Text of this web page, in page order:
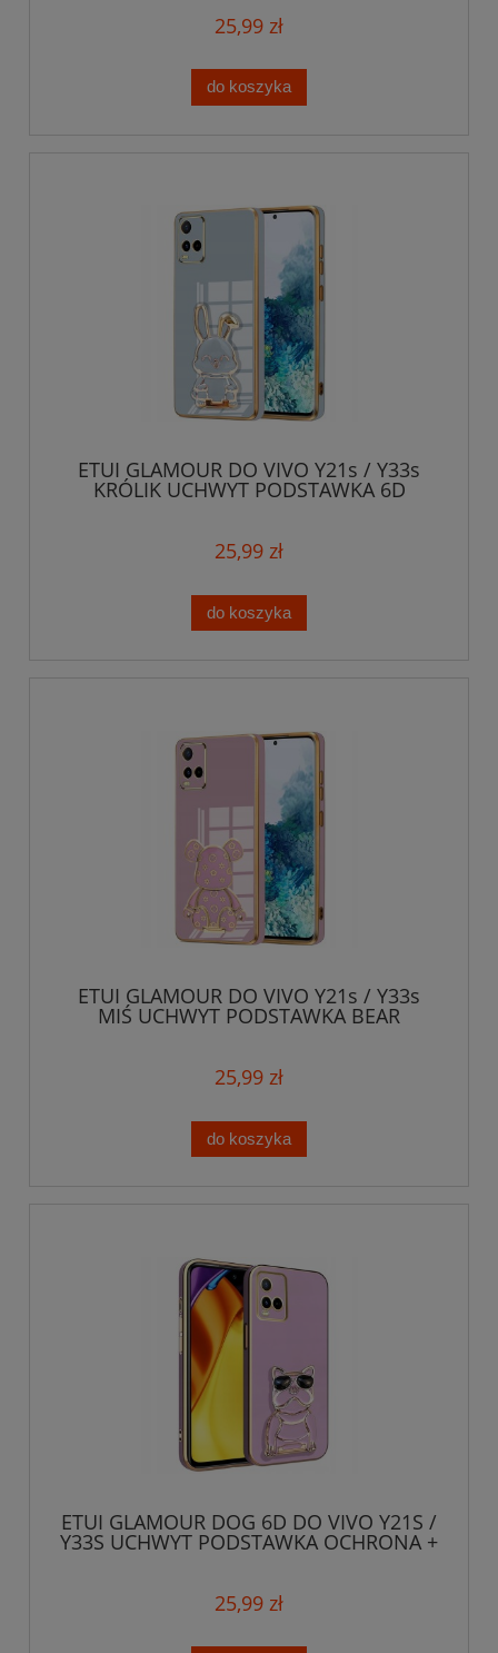
25,99 zł
do koszyka
ETUI GLAMOUR DO VIVO Y21s / Y33s
KRÓLIK UCHWYT PODSTAWKA 6D
25,99 zł
do koszyka
ETUI GLAMOUR DO VIVO Y21s / Y33s
MIŚ UCHWYT PODSTAWKA BEAR
25,99 zł
do koszyka
ETUI GLAMOUR DOG 6D DO VIVO Y21S /
Y33S UCHWYT PODSTAWKA OCHRONA +
25,99 zł